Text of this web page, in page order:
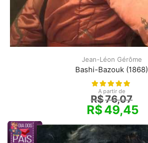
Jean-Léon Gérôme
Bashi-Bazouk (1868)
A partir de
R$76,07
R$49,45